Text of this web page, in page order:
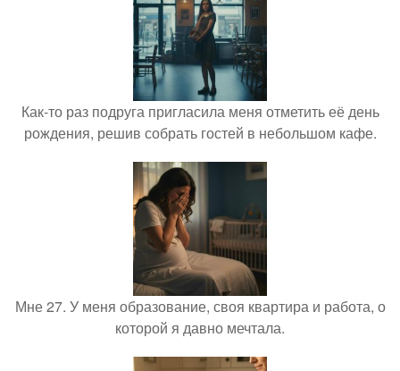
Как-то раз подруга пригласила меня отметить её день
рождения, решив собрать гостей в небольшом кафе.
Мне 27. У меня образование, своя квартира и работа, о
которой я давно мечтала.